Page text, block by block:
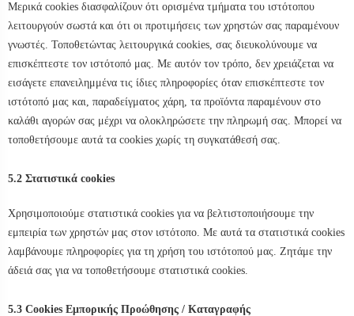
Μερικά cookies διασφαλίζουν ότι ορισμένα τμήματα του ιστότοπου
λειτουργούν σωστά και ότι οι προτιμήσεις των χρηστών σας παραμένουν
γνωστές. Τοποθετώντας λειτουργικά cookies, σας διευκολύνουμε να
επισκέπτεστε τον ιστότοπό μας. Με αυτόν τον τρόπο, δεν χρειάζεται να
εισάγετε επανειλημμένα τις ίδιες πληροφορίες όταν επισκέπτεστε τον
ιστότοπό μας και, παραδείγματος χάρη, τα προϊόντα παραμένουν στο
καλάθι αγορών σας μέχρι να ολοκληρώσετε την πληρωμή σας. Μπορεί να
τοποθετήσουμε αυτά τα cookies χωρίς τη συγκατάθεσή σας.
5.2 Στατιστικά cookies
Χρησιμοποιούμε στατιστικά cookies για να βελτιστοποιήσουμε την
εμπειρία των χρηστών μας στον ιστότοπο. Με αυτά τα στατιστικά cookies
λαμβάνουμε πληροφορίες για τη χρήση του ιστότοπού μας. Ζητάμε την
άδειά σας για να τοποθετήσουμε στατιστικά cookies.
5.3 Cookies Εμπορικής Προώθησης / Καταγραφής